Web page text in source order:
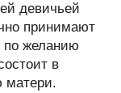
девичьей
принимают
желанию
в
матери.